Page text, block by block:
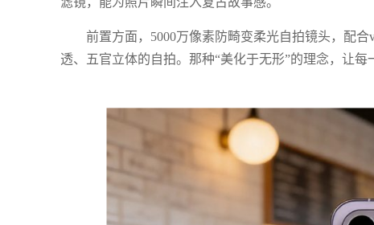
前置方面，5000万像素防畸变柔光自拍镜头，配
透、五官立体的自拍。那种“美化于无形”的理念，让每